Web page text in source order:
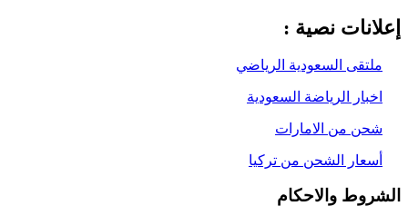
نصية :
السعودية الرياضي
الرياضة السعودية
من الامارات
الشحن من تركيا
والاحكام